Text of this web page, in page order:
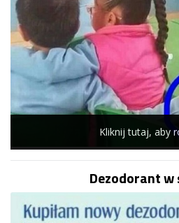
Kliknij tutaj, aby
Dezodorant